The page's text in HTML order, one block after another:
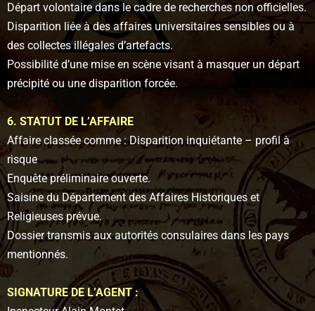
Départ volontaire dans le cadre de recherches non officielles.
Disparition liée à des affaires universitaires sensibles ou à
des collectes illégales d’artefacts.
Possibilité d’une mise en scène visant à masquer un départ
précipité ou une disparition forcée.
6. STATUT DE L’AFFAIRE
Affaire classée comme : Disparition inquiétante – profil à
risque
Enquête préliminaire ouverte.
Saisine du Département des Affaires Historiques et
Religieuses prévue.
Dossier transmis aux autorités consulaires dans les pays
mentionnés.
SIGNATURE DE L’AGENT :